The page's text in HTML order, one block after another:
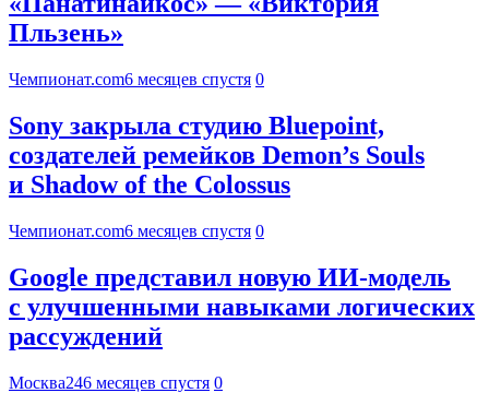
Пльзень»
Чемпионат.com6 месяцев спустя 0
Sony закрыла студию Bluepoint,
создателей ремейков Demon’s Souls
и Shadow of the Colossus
Чемпионат.com6 месяцев спустя 0
Google представил новую ИИ-модель
с улучшенными навыками логических
рассуждений
Москва246 месяцев спустя 0